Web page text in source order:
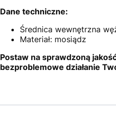
Dane techniczne:
Średnica wewnętrzna
Materiał: mosiądz
Postaw na sprawdzoną
bezproblemowe działanie